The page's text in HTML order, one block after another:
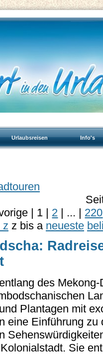
Urlaubsreisen Info's
| 1 | 2 | ... | 220
z z bis a neueste
des
Plantagen mit
eine Einführung zu
Sie